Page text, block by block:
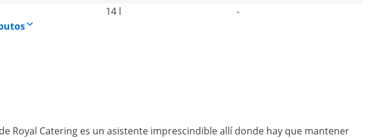
14 l
-
Royal Catering es un asistente imprescindible allí donde hay que mantener